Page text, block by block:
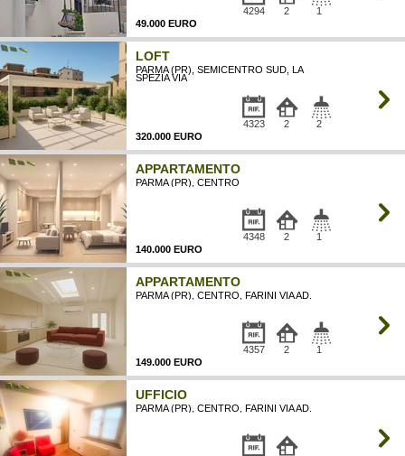
49.000 EURO
4294 2 1
LOFT
PARMA (PR), SEMICENTRO SUD, LA
SPEZIA VIA
320.000 EURO
4323 2 2
APPARTAMENTO
PARMA (PR), CENTRO
140.000 EURO
4348 2 1
APPARTAMENTO
PARMA (PR), CENTRO, FARINI VIA AD.
149.000 EURO
4357 2 1
UFFICIO
PARMA (PR), CENTRO, FARINI VIA AD.